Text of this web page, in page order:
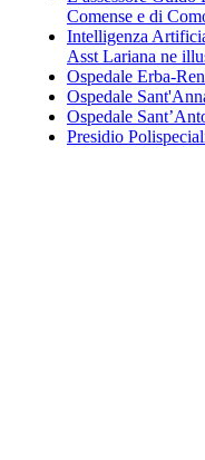
Comense e di
Intelligenza
Asst Lariana ne
Ospedale Erba-
Ospedale
Ospedale
Presidio